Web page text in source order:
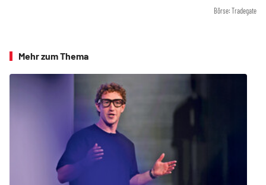
Börse: Tradegate
Mehr zum Thema